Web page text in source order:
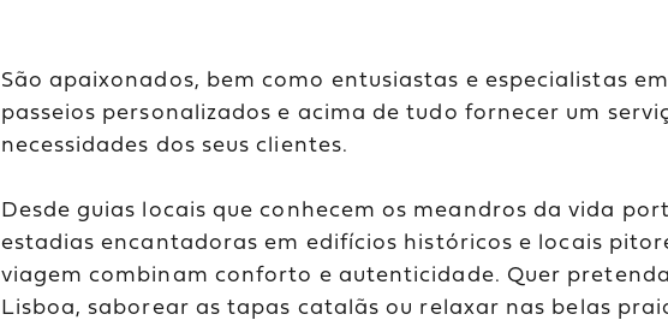
São apaixonados, bem como entusiastas e especialistas
passeios personalizados e acima de tudo fornecer um
necessidades dos seus clientes.
Desde guias locais que conhecem os meandros da vida
estadias encantadoras em edifícios históricos e locais
viagem combinam conforto e autenticidade. Quer
Lisboa, saborear as tapas catalãs ou relaxar nas belas